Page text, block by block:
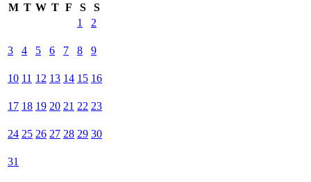
M T W T F S
S
1
2
3 4 5 6 7 8 9
10 11 12 13 14 15 16
17 18 19 20 21 22 23
24 25 26 27 28 29 30
31